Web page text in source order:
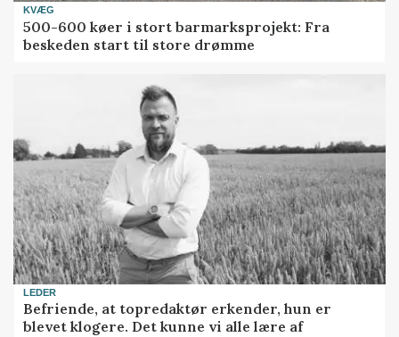
KVÆG
500-600 køer i stort barmarksprojekt: Fra
beskeden start til store drømme
LEDER
Befriende, at topredaktør erkender, hun er
blevet klogere. Det kunne vi alle lære af